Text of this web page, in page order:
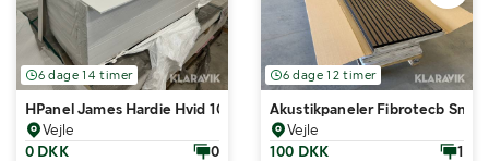
6 dage 14 timer
HPanel James Hardie Hvid 100 styk
Vejle
0 DKK
0
6 dage 12 timer
Akustikpaneler Fibrotecb
Vejle
100 DKK
1